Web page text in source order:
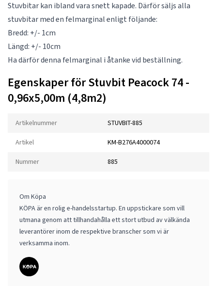
Stuvbitar kan ibland vara snett kapade. Därför säljs alla
stuvbitar med en felmarginal enligt följande:
Bredd: +/- 1cm
Längd: +/- 10cm
Ha därför denna felmarginal i åtanke vid beställning.
Egenskaper för Stuvbit Peacock 74 -
0,96x5,00m (4,8m2)
Artikelnummer STUVBIT-885
Artikel KM-B276A4000074
Nummer 885
Om Köpa
KÖPA är en rolig e-handelsstartup. En uppstickare som vill
utmana genom att tillhandahålla ett stort utbud av välkända
leverantörer inom de respektive branscher som vi är
verksamma inom.